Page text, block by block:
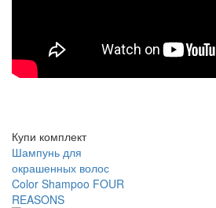
Купи комплект
Шампунь для
окрашенных волос
Color Shampoo FOUR
REASONS